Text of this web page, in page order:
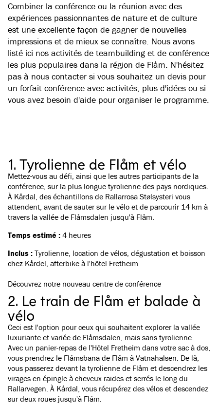
Combiner la conférence ou la réunion avec des
expériences passionnantes de nature et de culture
est une excellente façon de gagner de nouvelles
impressions et de mieux se connaître. Nous avons
listé ici nos activités de teambuilding et de conférence
les plus populaires dans la région de Flåm. N'hésitez
pas à nous contacter si vous souhaitez un devis pour
un forfait conférence avec activités, plus d'idées ou si
vous avez besoin d'aide pour organiser le programme.
1. Tyrolienne de Flåm et vélo
Mettez-vous au défi, ainsi que les autres participants de la
conférence, sur la plus longue tyrolienne des pays nordiques.
À Kårdal, des échantillons de Rallarrosa Stølsysteri vous
attendent, avant de sauter sur le vélo et de parcourir 14 km à
travers la vallée de Flåmsdalen jusqu'à Flåm.
Temps estimé : 4 heures
Inclus : Tyrolienne, location de vélos, dégustation et boisson
chez Kårdel, afterbike à l'hôtel Fretheim
Découvrez notre nouveau centre de conférence
2. Le train de Flåm et balade à
vélo
Ceci est l'option pour ceux qui souhaitent explorer la vallée
luxuriante et variée de Flåmsdalen, mais sans tyrolienne.
Avec un panier-repas de l'Hôtel Fretheim dans votre sac à dos,
vous prendrez le Flåmsbana de Flåm à Vatnahalsen. De là,
vous passerez devant la tyrolienne de Flåm et descendrez les
virages en épingle à cheveux raides et serrés le long du
Rallarvegen. À Kårdal, vous récupérez des vélos et descendez
sur deux roues jusqu'à Flåm.